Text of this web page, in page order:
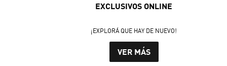
EXCLUSIVOS ONLINE
¡EXPLORÁ QUE HAY DE NUEVO!
VER MÁS